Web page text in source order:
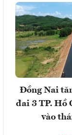
Đồng Nai
đai 3 TP. Hồ
vào